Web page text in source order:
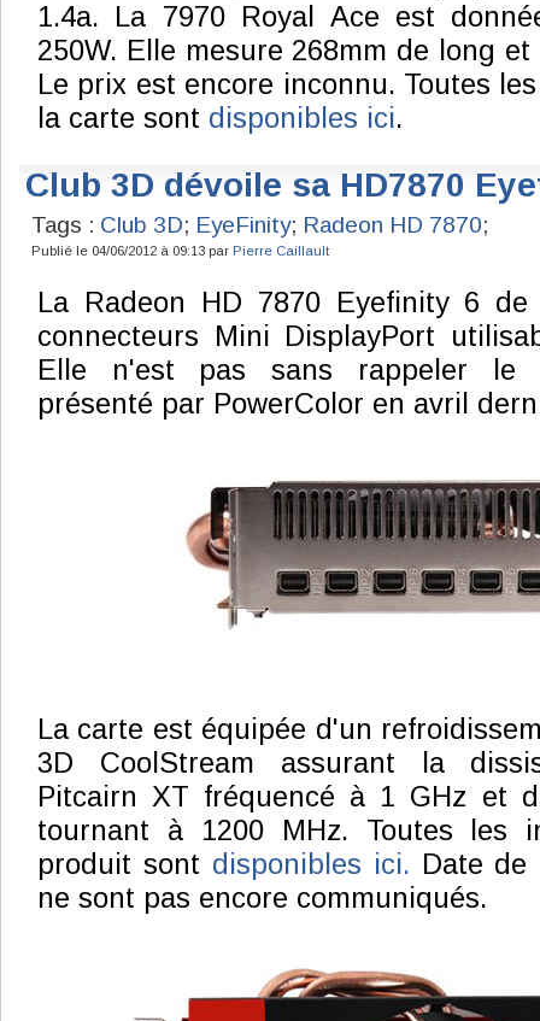
1.4a. La 7970 Royal Ace est
250W. Elle mesure 268mm de long
Le prix est encore inconnu. Toutes
la carte sont disponibles ici.
Club 3D dévoile sa HD7870
Tags : Club 3D; EyeFinity; Radeon HD 7870;
Publié le 04/06/2012 à 09:13 par Pierre Caillault
La Radeon HD 7870 Eyefinity 6
connecteurs Mini DisplayPort
Elle n'est pas sans rappeler le
présenté par PowerColor en avril
La carte est équipée d'un
3D CoolStream assurant la
Pitcairn XT fréquencé à 1 GHz et
tournant à 1200 MHz. Toutes les
produit sont disponibles ici. Date
ne sont pas encore communiqués.